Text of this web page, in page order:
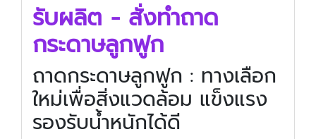
รับผลิต - สั่งทำถาด
กระดาษลูกฟูก
ถาดกระดาษลูกฟูก : ทางเลือก
ใหม่เพื่อสิ่งแวดล้อม แข็งแรง
รองรับน้ำหนักได้ดี